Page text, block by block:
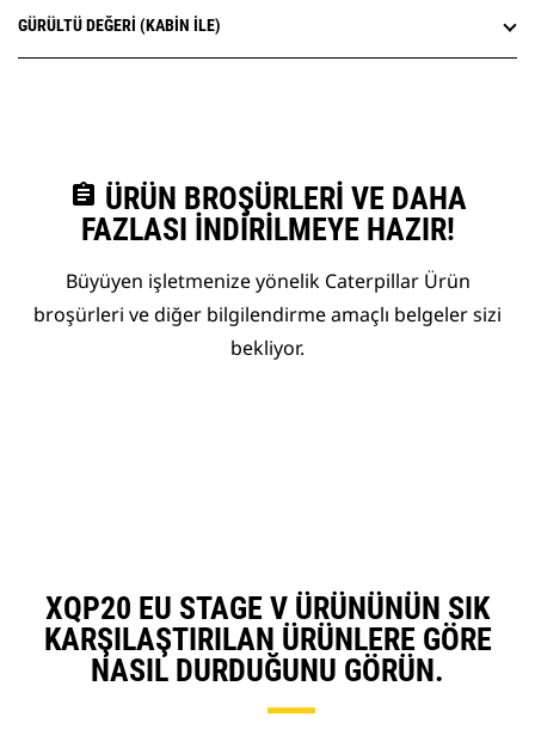
GÜRÜLTÜ DEĞERI (KABIN ILE)
assignment ÜRÜN BROŞÜRLERI VE DAHA
FAZLASI İNDIRILMEYE HAZIR!
Büyüyen işletmenize yönelik Caterpillar Ürün
broşürleri ve diğer bilgilendirme amaçlı belgeler sizi
bekliyor.
XQP20 EU STAGE V ÜRÜNÜNÜN SIK
KARŞILAŞTIRILAN ÜRÜNLERE GÖRE
NASIL DURDUĞUNU GÖRÜN.